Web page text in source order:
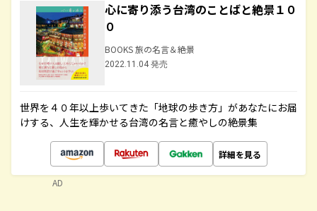
心に寄り添う台湾のことばと絶景１０
０
BOOKS 旅の名言＆絶景
2022.11.04 発売
世界を４０年以上歩いてきた「地球の歩き方」があなたにお届
けする、人生を輝かせる台湾の名言と癒やしの絶景集
詳細を見る
AD